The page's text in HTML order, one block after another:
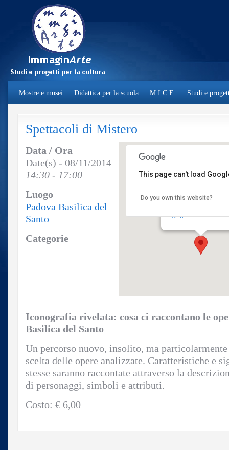
Mostre e musei Didattica per la scuola M.I.C.E. Studi e
Spettacoli di Mistero
Padova Basilica del
Eventi
This page can't load
Do you own this website?
Data / Ora
Date(s) - 08/11/2014
14:30 - 17:00
Luogo
Padova Basilica del
Santo
Categorie
Iconografia rivelata: cosa ci raccontano le
Basilica del Santo
Un percorso nuovo, insolito, ma
scelta delle opere analizzate. Caratteristiche e
stesse saranno raccontate attraverso la
di personaggi, simboli e attributi.
Costo: € 6,00